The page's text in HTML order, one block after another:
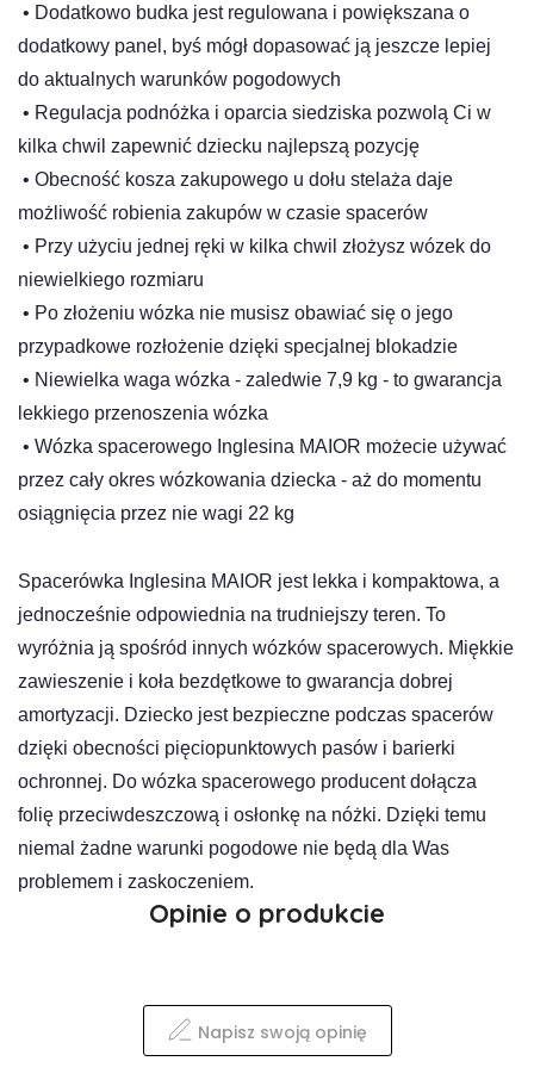
• Dodatkowo budka jest regulowana i powiększana o
dodatkowy panel, byś mógł dopasować ją jeszcze lepiej
do aktualnych warunków pogodowych
• Regulacja podnóżka i oparcia siedziska pozwolą Ci w
kilka chwil zapewnić dziecku najlepszą pozycję
• Obecność kosza zakupowego u dołu stelaża daje
możliwość robienia zakupów w czasie spacerów
• Przy użyciu jednej ręki w kilka chwil złożysz wózek do
niewielkiego rozmiaru
• Po złożeniu wózka nie musisz obawiać się o jego
przypadkowe rozłożenie dzięki specjalnej blokadzie
• Niewielka waga wózka - zaledwie 7,9 kg - to gwarancja
lekkiego przenoszenia wózka
• Wózka spacerowego Inglesina MAIOR możecie używać
przez cały okres wózkowania dziecka - aż do momentu
osiągnięcia przez nie wagi 22 kg
Spacerówka Inglesina MAIOR jest lekka i kompaktowa, a
jednocześnie odpowiednia na trudniejszy teren. To
wyróżnia ją spośród innych wózków spacerowych. Miękkie
zawieszenie i koła bezdętkowe to gwarancja dobrej
amortyzacji. Dziecko jest bezpieczne podczas spacerów
dzięki obecności pięciopunktowych pasów i barierki
ochronnej. Do wózka spacerowego producent dołącza
folię przeciwdeszczową i osłonkę na nóżki. Dzięki temu
niemal żadne warunki pogodowe nie będą dla Was
problemem i zaskoczeniem.
Opinie o produkcie
Napisz swoją opinię